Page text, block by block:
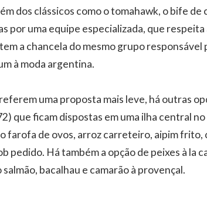
dos clássicos como o tomahawk, o bife
por uma equipe especializada, que
tem a chancela do mesmo grupo
à moda argentina.
uma proposta mais leve, há outras
que ficam dispostas em uma ilha central
farofa de ovos, arroz carreteiro, aipim frito,
pedido. Há também a opção de peixes à la
bacalhau e camarão à provençal.